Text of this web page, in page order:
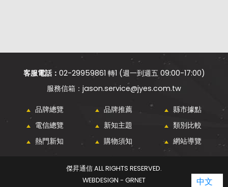
客服電話： 02-29959861 轉1 (週一到週五 09:00-17:00)
jason.service@jyes.com.tw
品牌總覽 品牌推薦
縣市據點
電信總覽
新知主題
類別比較
熱門新知
購物須知 網站導覽
傑昇通信 ALL RIGHTS RESERVED.
WEBDESIGN - GRNET
中文